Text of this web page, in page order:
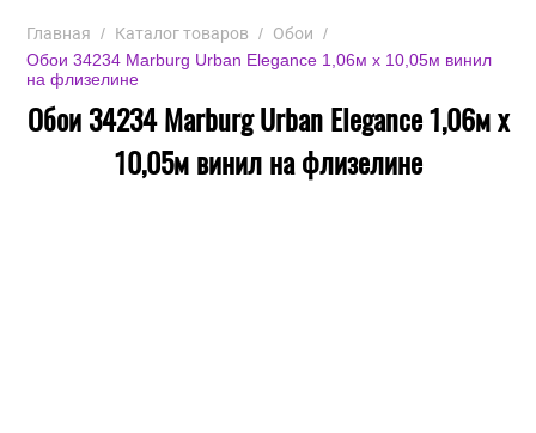
Главная / Каталог товаров / Обои /
Обои 34234 Marburg Urban Elegance 1,06м х 10,05м винил
на флизелине
Обои 34234 Marburg Urban Elegance 1,06м х
10,05м винил на флизелине